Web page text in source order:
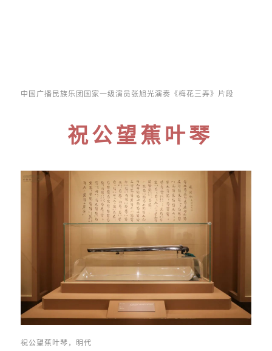
中国广播民族乐团国家一级演员张旭光演奏《梅花三弄》片段
祝公望蕉叶琴
祝公望蕉叶琴，明代